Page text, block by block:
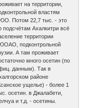
на территории,
властям
Потом 22,7 тыс. - это
подсчётам Ахалкитри всё
территории
подконтрольной
А там проживает
много осетин (по
данным). Так в
районе
ущелье) - более 1
осетин. в Джалабети,
и т.д. - осетины.